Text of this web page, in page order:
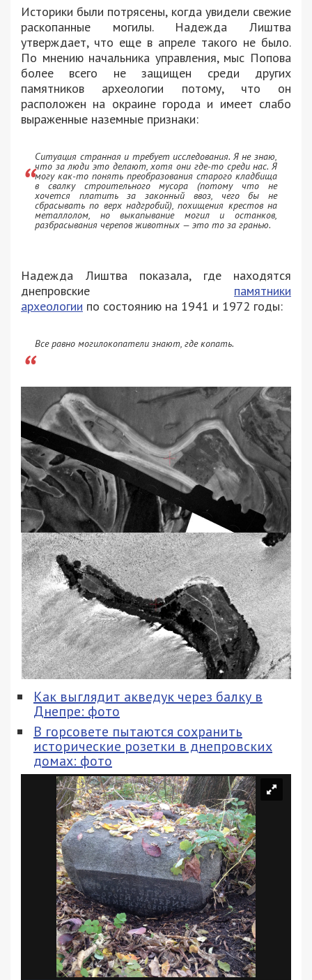
Историки были потрясены, когда увидели свежие
раскопанные могилы. Надежда Лиштва
утверждает, что еще в апреле такого не было.
По мнению начальника управления, мыс Попова
более всего не защищен среди других
памятников археологии потому, что он
расположен на окраине города и имеет слабо
выраженные наземные признаки:
Ситуация странная и требует исследования. Я не знаю,
что за люди это делают, хотя они где-то среди нас. Я
могу как-то понять преобразования старого кладбища
в свалку строительного мусора (потому что не
хочется платить за законный ввоз, чего бы не
сбрасывать по верх надгробий), похищения крестов на
металлолом, но выкапывание могил и останков,
разбрасывания черепов животных — это то за гранью.
Надежда Лиштва показала, где находятся
днепровские памятники
археологии по состоянию на 1941 и 1972 годы:
Все равно могилокопатели знают, где копать.
Как выглядит акведук через балку в
Днепре: фото
В горсовете пытаются сохранить
исторические розетки в днепровских
домах: фото